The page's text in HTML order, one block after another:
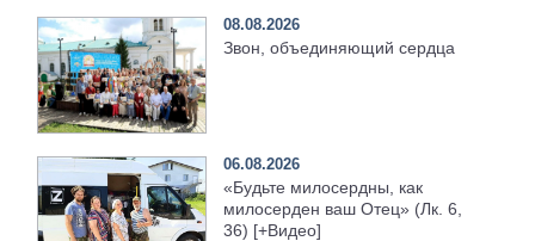
08.08.2026
Звон, объединяющий сердца
06.08.2026
«Будьте милосердны, как
милосерден ваш Отец» (Лк. 6,
36) [+Видео]